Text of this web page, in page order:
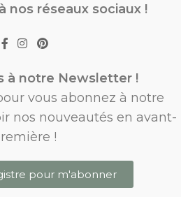
nos réseaux sociaux !
à notre Newsletter !
vous abonnez à notre
nos nouveautés en avant-
!
pour m'abonner